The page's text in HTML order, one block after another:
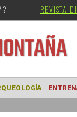
REVISTA